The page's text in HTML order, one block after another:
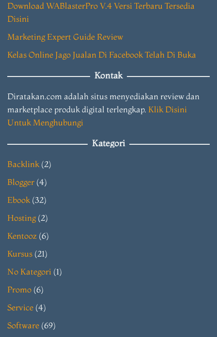
Download WABlasterPro V.4 Versi Terbaru Tersedia
Disini
Marketing Expert Guide Review
Kelas Online Jago Jualan Di Facebook Telah Di Buka
Kontak
Diratakan.com adalah situs menyediakan review dan
marketplace produk digital terlengkap. Klik Disini
Untuk Menghubungi
Kategori
Backlink (2)
Blogger (4)
Ebook (32)
Hosting(2)
Kentooz (6)
Kursus (21)
No Kategori (1)
Promo (6)
Service (4)
Software (69)